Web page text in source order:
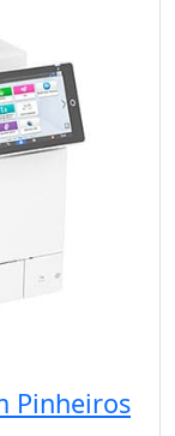
Pinheiros